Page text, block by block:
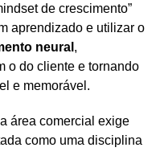
de crescimento”
aprendizado e utilizar o
neural ,
o do cliente e tornando
e memorável.
área comercial exige
como uma disciplina